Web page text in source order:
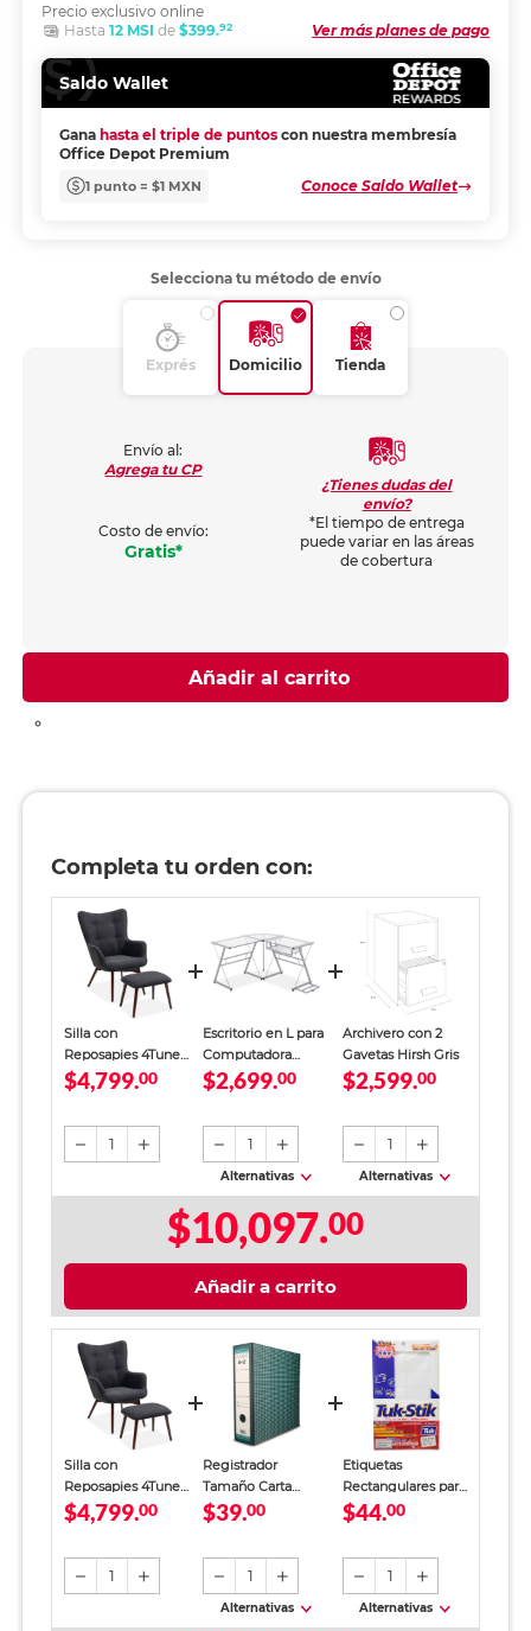
Precio exclusivo online
Ver más planes de pago
Hasta 12 MSI de $399.92
Saldo Wallet
Gana hasta el triple de puntos con nuestra membresía
Office Depot Premium
1 punto = $1 MXN Conoce Saldo Wallet
Selecciona tu método de envío
Exprés Domicilio Tienda
Envío al:
Agrega tu CP
Costo de envío:
Gratis*
¿Tienes dudas del
envío?
*El tiempo de entrega
puede variar en las áreas
de cobertura
Añadir al carrito
Completa tu orden con:
Silla con
Reposapies 4Tune
Gris
$4,799.00
1
Escritorio en L para
Computadora
4Tune Vidrio
Translúcido
$2,699.00
1
Alternativas
Archivero con 2
Gavetas Hirsh Gris
$2,599.00
1
Alternativas
$10,097.00
Añadir a carrito
Silla con
Reposapies 4Tune
Gris
$4,799.00
1
Registrador
Tamaño Carta
Office Depot
$39.00
1
Alternativas
Etiquetas
Rectangulares para
Imprimir Tuk-Stik
$44.00
1
Alternativas